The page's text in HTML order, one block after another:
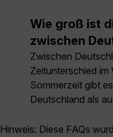
Wie groß ist
zwischen
Zwischen
Zeitunterschied im
Sommerzeit gibt
Deutschland als
Hinweis: Diese FAQs